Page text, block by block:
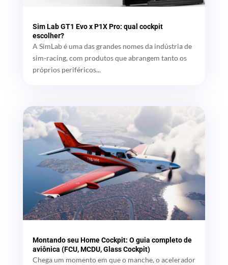
Sim Lab GT1 Evo x P1X Pro: qual cockpit
escolher?
A SimLab é uma das grandes nomes da indústria de
sim-racing, com produtos que abrangem tanto os
próprios periféricos...
Montando seu Home Cockpit: O guia completo de
aviônica (FCU, MCDU, Glass Cockpit)
Chega um momento em que o manche, o acelerador